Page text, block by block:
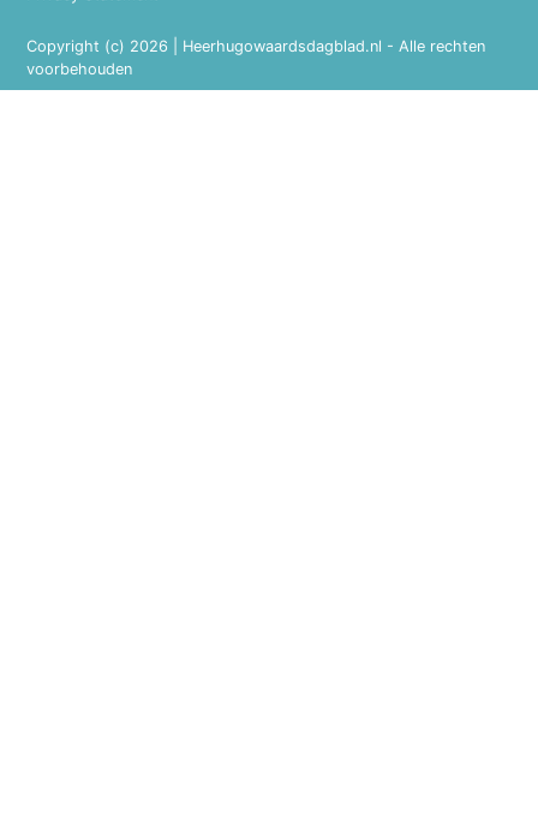
Copyright (c) 2026 | Heerhugowaardsdagblad.nl - Alle rechten
voorbehouden